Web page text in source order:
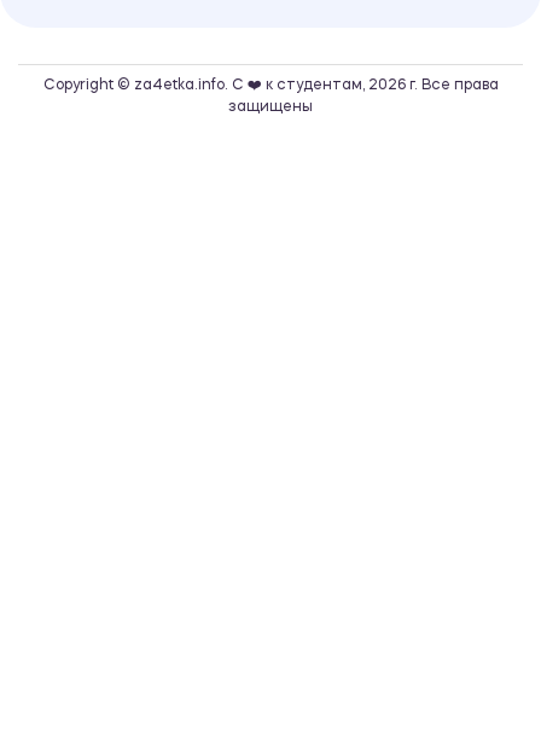
Copyright © za4etka.info. С ❤️ к студентам, 2026 г. Все права
защищены